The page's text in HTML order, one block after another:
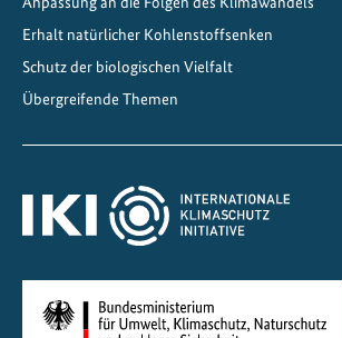
n
o
0
2
Erhalt natürlicher Kohlenstoffsenken
Schutz der biologischen Vielfalt
Übergreifende Themen